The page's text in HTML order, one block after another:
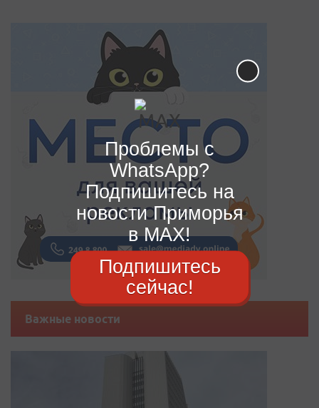
Важные новости
Проблемы с
WhatsApp?
Подпишитесь на
новости Приморья
в MAX!
Подпишитесь
сейчас!